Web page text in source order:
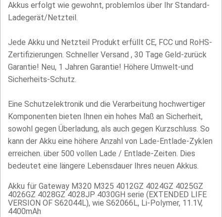
Akkus erfolgt wie gewohnt, problemlos über Ihr Standard-
Ladegerät/Netzteil.
Jede Akku und Netzteil Produkt erfüllt CE, FCC und RoHS-
Zertifizierungen. Schneller Versand , 30 Tage Geld-zurück
Garantie! Neu, 1 Jahren Garantie! Höhere Umwelt-und
Sicherheits-Schutz.
Eine Schutzelektronik und die Verarbeitung hochwertiger
Komponenten bieten Ihnen ein hohes Maß an Sicherheit,
sowohl gegen Überladung, als auch gegen Kurzschluss. So
kann der Akku eine höhere Anzahl von Lade-Entlade-Zyklen
erreichen. über 500 vollen Lade / Entlade-Zeiten. Dies
bedeutet eine längere Lebensdauer Ihres neuen Akkus.
Akku für Gateway M320 M325 4012GZ 4024GZ 4025GZ
4026GZ 4028GZ 4028JP 4030GH serie (EXTENDED LIFE
VERSION OF S62044L), wie S62066L, Li-Polymer, 11.1V,
4400mAh